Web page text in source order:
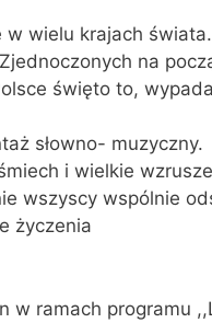
wielu krajach świata.
na
święto to,
słowno- muzyczny.
i wielkie
wszyscy wspólnie
życzenia
ramach programu